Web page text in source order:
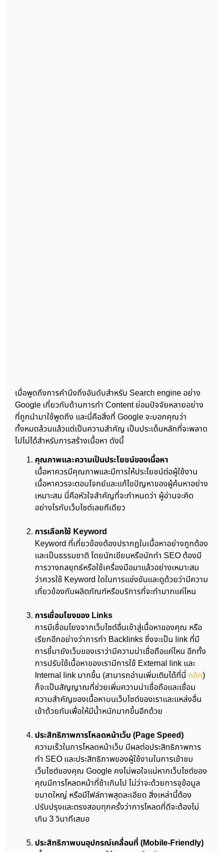
เมื่อพูดถึงการคำนึงถึงอันดับสำหรับ Search engine อย่าง
Google เกี่ยวกับด้านการทำ Content ย่อมปัจจัยหลายอย่าง
ที่ถูกนำมาใช้พูดถึง และนี่คือสิ่งที่ Google จะบอกคุณว่า
ทั้งหมดล้วนแล้วแต่เป็นความสำคัญ เป็นประเด็นหลักที่จะพลาด
ไปไม่ได้สำหรับการสร้างเนื้อหา ดังนี้
คุณภาพและความเป็นประโยชน์ของเนื้อหา
เนื้อหาควรมีคุณภาพและมีการให้ประโยชน์ต่อผู้ใช้งาน
เนื้อหาควรจะตอบโจทย์และแก้ไขปัญหาของผู้ค้นหาอย่าง
เหมาะสม นี่คือหัวใจสำคัญที่จะกำหนดว่า ผู้อ่านจะคิด
อย่างไรกับเว็บไซต์เลยทีเดียว
การเลือกใช้ Keyword
Keyword ที่เกี่ยวข้องต้องปรากฏในเนื้อหาอย่างถูกต้อง
และเป็นธรรมชาติ โดยนักเขียนหรือนักทำ SEO ต้องมี
การวางกลยุทธ์หรือใช้เครื่องมือมาแล้วอย่างเหมาะสม
ว่าควรใช้ Keyword ใดในการแข่งขันและดูด้วยว่ามีความ
เกี่ยวข้องกับผลิตภัณฑ์หรือบริการที่จะทำมากแค่ไหน
การเชื่อมโยงของ Links
การมีเชื่อมโยงจากเว็บไซต์อื่นเข้าสู่เนื้อหาของคุณ หรือ
เรียกอีกอย่างว่าการทำ Backlinks ซึ่งจะเป็น link ที่มี
การชี้มายังเว็บของเราว่ามีความน่าเชื่อถือแค่ไหน อีกทั้ง
การปรับใช้เนื้อหาของเรามีการใช้ External link และ
Internal link มากขึ้น (สามารถอ่านเพิ่มเติมได้ที่นี่ คลิก)
ก็จะเป็นสัญญาณที่ช่วยเพิ่มความน่าเชื่อถือและเชื่อม
ความสำคัญของเนื้อหาบนเว็บไซต์ของเราและแหล่งอื่น
เข้าด้วยกันเพื่อให้มีน้ำหนักมากขึ้นอีกด้วย
ประสิทธิภาพการโหลดหน้าเว็บ (Page Speed)
ความเร็วในการโหลดหน้าเว็บ มีผลต่อประสิทธิภาพการ
ทำ SEO และประสิทธิภาพของผู้ใช้งานในการเข้าชม
เว็บไซต์ของคุณ Google คงไม่พอใจแน่หากเว็บไซต์ของ
คุณมีการโหลดหน้าที่ช้าเกินไป ไม่ว่าจะด้วยการจุข้อมูล
ขนาดใหญ่ หรือมีไฟล์ภาพสุดละเอียด สิ่งเหล่านี้ต้อง
ปรับปรุงและตรงสอบทุกครั้งว่าการโหลดที่ดีจะต้องไม่
เกิน 3 วินาทีเสมอ
ประสิทธิภาพบนอุปกรณ์เคลื่อนที่ (Mobile-Friendly)